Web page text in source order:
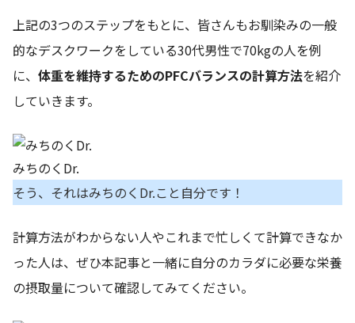
上記の3つのステップをもとに、皆さんもお馴染みの一般
的なデスクワークをしている30代男性で70kgの人を例
に、 体重を維持するためのPFCバランスの計算方法を紹介
していきます。
みちのくDr.
そう、それはみちのくDr.こと自分です！
計算方法がわからない人やこれまで忙しくて計算できなか
った人は、ぜひ本記事と一緒に自分のカラダに必要な栄養
の摂取量について確認してみてください。